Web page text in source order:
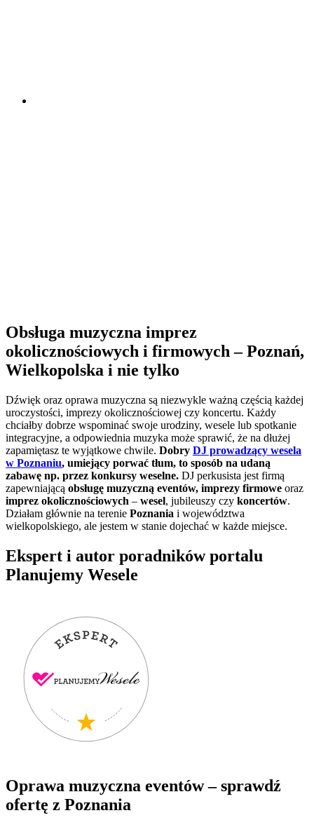
Obsługa muzyczna imprez
okolicznościowych i firmowych – Poznań,
Wielkopolska i nie tylko
Dźwięk oraz oprawa muzyczna są niezwykle ważną częścią każdej
uroczystości, imprezy okolicznościowej czy koncertu. Każdy
chciałby dobrze wspominać swoje urodziny, wesele lub spotkanie
integracyjne, a odpowiednia muzyka może sprawić, że na dłużej
zapamiętasz te wyjątkowe chwile. Dobry DJ prowadzący wesela
w Poznaniu, umiejący porwać tłum, to sposób na udaną
zabawę np. przez konkursy weselne. DJ perkusista jest firmą
zapewniającą obsługę muzyczną eventów, imprezy firmowe oraz
imprez okolicznościowych – wesel, jubileuszy czy koncertów.
Działam głównie na terenie Poznania i województwa
wielkopolskiego, ale jestem w stanie dojechać w każde miejsce.
Ekspert i autor poradników portalu
Planujemy Wesele
Oprawa muzyczna eventów – sprawdź
ofertę z Poznania